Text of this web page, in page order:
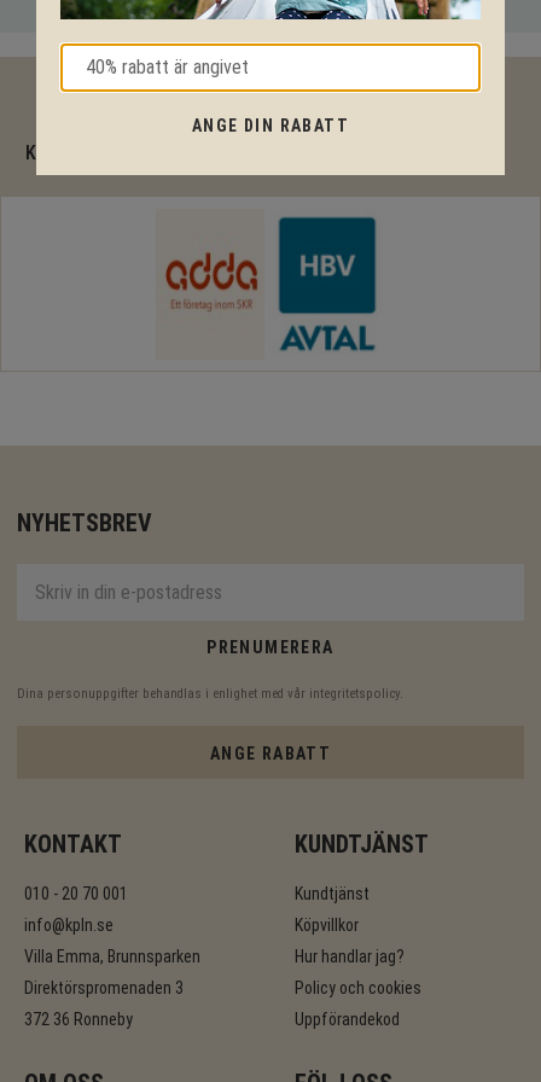
40% rabatt
KPLN Design är en komplett RAM-avtalsleverantör
NYHETSBREV
PRENUMERERA
Dina personuppgifter behandlas i enlighet med vår integritetspolicy
ANGE RABATT
KONTAKT
010 - 20 70 001
info@kpln.se
Villa Emma, Brunnsparken
Direktörspromenaden 3
372 36 Ronneby
KUNDTJÄNST
Kundtjänst
Köpvillkor
Hur handlar jag?
Policy och cookies
Uppförandekod
ANGE DIN RABATT